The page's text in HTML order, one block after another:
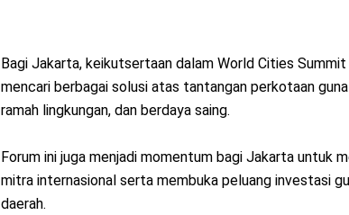
Bagi Jakarta, keikutsertaan dalam World Cities
mencari berbagai solusi atas tantangan perkotaan
ramah lingkungan, dan berdaya saing.
Forum ini juga menjadi momentum bagi Jakarta untuk
mitra internasional serta membuka peluang investasi
daerah.